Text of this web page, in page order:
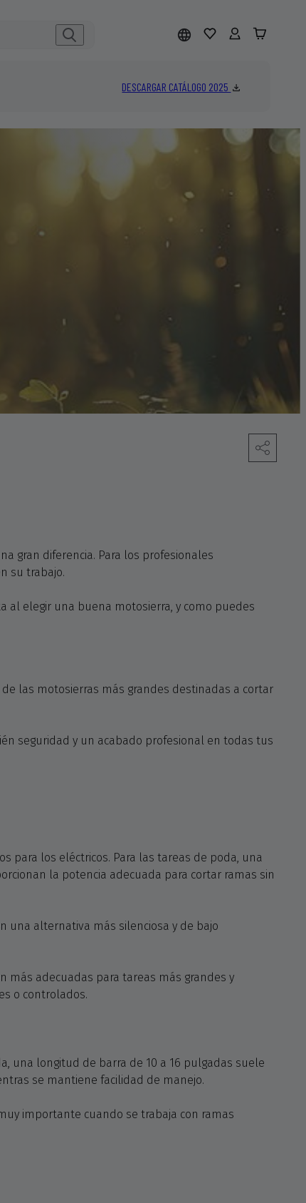
DESCARGAR CATÁLOGO 2025
gran diferencia. Para los profesionales
su trabajo.
al elegir una buena motosierra, y como puedes
las motosierras más grandes destinadas a cortar
seguridad y un acabado profesional en todas tus
para los eléctricos. Para las tareas de poda, una
la potencia adecuada para cortar ramas sin
una alternativa más silenciosa y de bajo
más adecuadas para tareas más grandes y
o controlados.
una longitud de barra de 10 a 16 pulgadas suele
se mantiene facilidad de manejo.
importante cuando se trabaja con ramas